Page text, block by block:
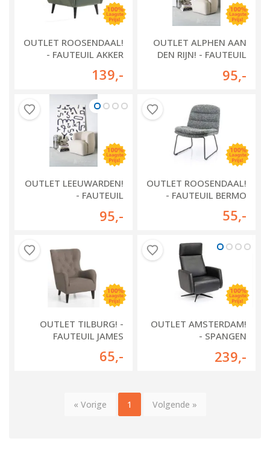
OUTLET ROOSENDAAL!
- FAUTEUIL AKKER
139,-
OUTLET ALPHEN AAN
DEN RIJN! - FAUTEUIL
95,-
OUTLET LEEUWARDEN!
- FAUTEUIL
95,-
OUTLET ROOSENDAAL!
- FAUTEUIL BERMO
55,-
OUTLET TILBURG! -
FAUTEUIL JAMES
65,-
OUTLET AMSTERDAM!
- SPANGEN
239,-
« Vorige 1 Volgende »